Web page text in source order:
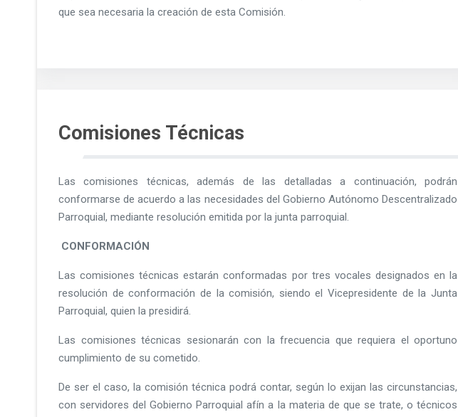
que sea necesaria la creación de esta Comisión.
Comisiones Técnicas
Las comisiones técnicas, además de las detalladas a continuación, podrán
conformarse de acuerdo a las necesidades del Gobierno Autónomo Descentralizado
Parroquial, mediante resolución emitida por la junta parroquial.
CONFORMACIÓN
Las comisiones técnicas estarán conformadas por tres vocales designados en la
resolución de conformación de la comisión, siendo el Vicepresidente de la Junta
Parroquial, quien la presidirá.
Las comisiones técnicas sesionarán con la frecuencia que requiera el oportuno
cumplimiento de su cometido.
De ser el caso, la comisión técnica podrá contar, según lo exijan las circunstancias,
con servidores del Gobierno Parroquial afín a la materia de que se trate, o técnicos